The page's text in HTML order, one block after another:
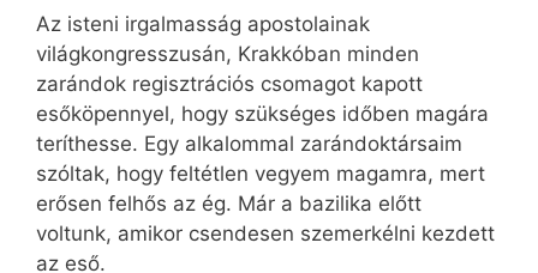
Az isteni irgalmasság apostolainak
világkongresszusán, Krakkóban minden
zarándok regisztrációs csomagot kapott
esőköpennyel, hogy szükséges időben magára
teríthesse. Egy alkalommal zarándoktársaim
szóltak, hogy feltétlen vegyem magamra, mert
erősen felhős az ég. Már a bazilika előtt
voltunk, amikor csendesen szemerkélni kezdett
az eső.